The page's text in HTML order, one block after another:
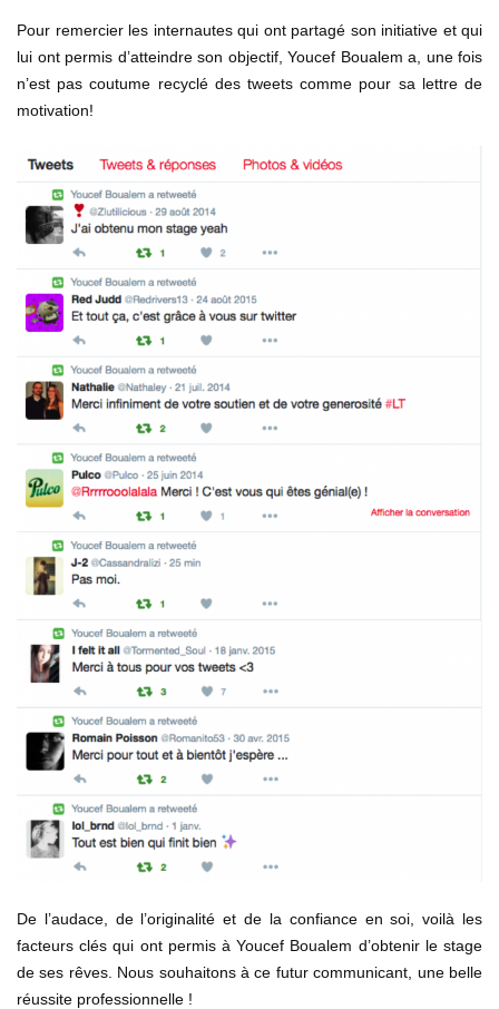
Pour remercier les internautes qui ont partagé son initiative et qui
lui ont permis d’atteindre son objectif, Youcef Boualem a, une fois
n’est pas coutume recyclé des tweets comme pour sa lettre de
motivation!
De l’audace, de l’originalité et de la confiance en soi, voilà les
facteurs clés qui ont permis à Youcef Boualem d’obtenir le stage
de ses rêves. Nous souhaitons à ce futur communicant, une belle
réussite professionnelle !